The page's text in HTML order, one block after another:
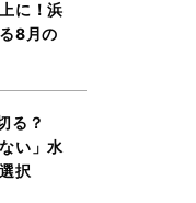
に！浜
8月の
る？
い」水
択